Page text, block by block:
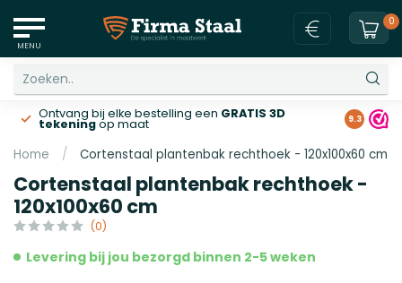
MENU
0
Ontvang bij elke bestelling een GRATIS 3D
tekeningop maat Gratis
9.3
Home / Cortenstaal plantenbak rechthoek - 120x100x60 cm
Cortenstaal plantenbak rechthoek -
120x100x60 cm
(0)
Levering bij jou bezorgd binnen 2-5 weken